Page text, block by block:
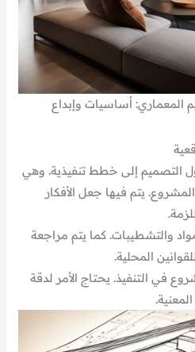
المعماري: أساسيات وإبداع
التصميم إلى خطط تنفيذية. وهي
يتم فيها جعل الأفكار
والتشطيبات. كما يتم مراجعة
المحلية.
في التنفيذ. يحتاج الأمر لدقة